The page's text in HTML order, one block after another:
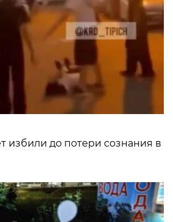
избили до потери сознания в